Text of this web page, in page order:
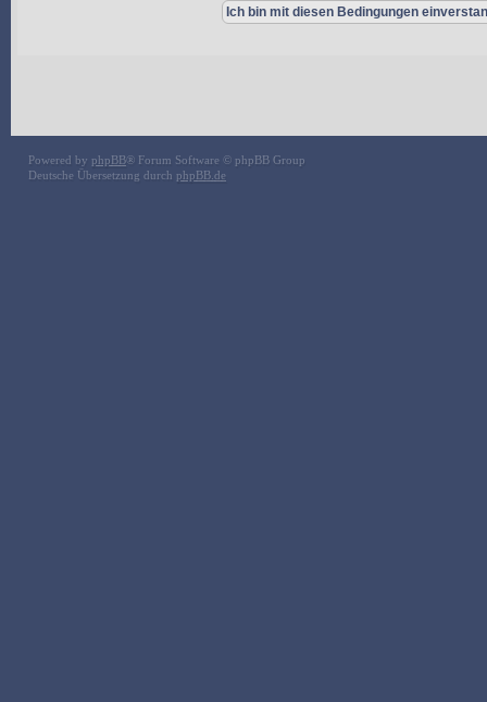
Powered by phpBB® Forum Software © phpBB Group
Deutsche Übersetzung durch phpBB.de